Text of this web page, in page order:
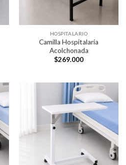
HOSPITALARIO
Camilla Hospitalaria
Acolchonada
$269.000